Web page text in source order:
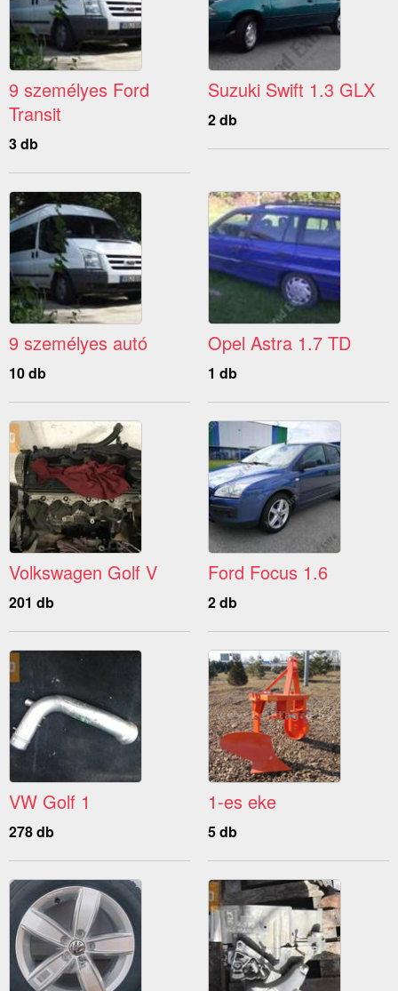
9 személyes Ford
Transit
3 db
Suzuki Swift 1.3 GLX
2 db
9 személyes autó
10 db
Opel Astra 1.7 TD
1 db
Volkswagen Golf V
201 db
Ford Focus 1.6
2 db
VW Golf 1
278 db
1-es eke
5 db